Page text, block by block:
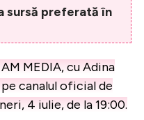
sursă preferată în
MEDIA, cu Adina
canalul oficial de
4 iulie, de la 19:00.